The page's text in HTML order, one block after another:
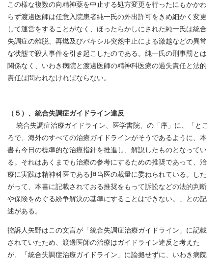
この様な複数の向精神薬を中止する処方変更を行ったにもかかわ
らず渡邊医師は任意入院患者純一氏の外出許可をきめ細かく変更
して運営をすることがなく、ほったらかしにされた純一氏は統合
失調症の離脱、再燃及びパキシル突然中止による激越などの異常
な状態で殺人事件を引き起こしたのである。純一氏の刑事罰とは
関係なく、いわき病院と渡邊医師の精神科医療の過失責任と法的
責任は問われなければならない。
（５）、統合失調症ガイドライン違反
統合失調症治療ガイドライン、医学書院、の「序」に、「とこ
ろで、海外のすべての治療ガイドラインがそうであるように、本
書も今日の標準的な治療指針を推進し、解説したものとなってい
る。それはあくまでも治療の参考にするための推奨であって、治
療に実践は精神科医である担当医の裁量に委ねられている。した
がって、本書に記載されておる推奨をもって訴訟などの法的判断
や保険をめぐる紛争解決の基準にすることはできない。」との記
述がある。
控訴人矢野はこの文言が「統合失調症治療ガイドライン」に記載
されていたため、渡邊医師の治療はガイドライン違反と考えた
が、「統合失調症治療ガイドライン」に論拠せずに、いわき病院